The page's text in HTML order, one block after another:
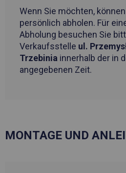
Wenn Sie möchten,
persönlich abholen. Für
Abholung besuchen Sie
Verkaufsstelle ul.
Trzebinia innerhalb der in
angegebenen Zeit.
MONTAGE UND